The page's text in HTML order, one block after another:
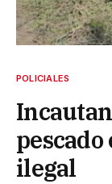
POLICIALES
ilegal